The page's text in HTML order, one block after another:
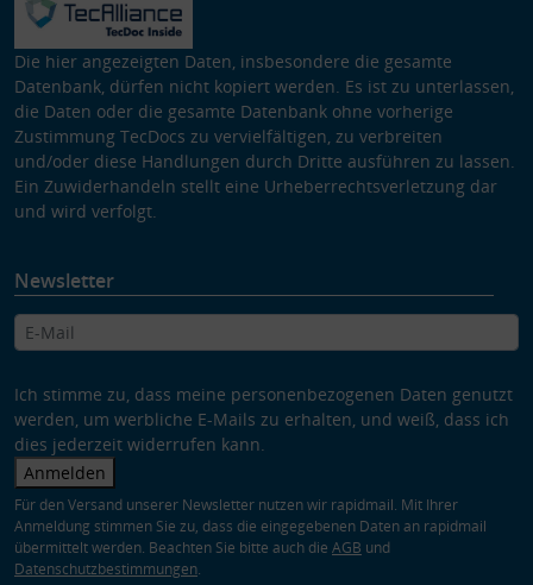
Die hier angezeigten Daten, insbesondere die gesamte
Datenbank, dürfen nicht kopiert werden. Es ist zu unterlassen,
die Daten oder die gesamte Datenbank ohne vorherige
Zustimmung TecDocs zu vervielfältigen, zu verbreiten
und/oder diese Handlungen durch Dritte ausführen zu lassen.
Ein Zuwiderhandeln stellt eine Urheberrechtsverletzung dar
und wird verfolgt.
Newsletter
Ich stimme zu, dass meine personenbezogenen Daten genutzt
werden, um werbliche E-Mails zu erhalten, und weiß, dass ich
dies jederzeit widerrufen kann.
Anmelden
Für den Versand unserer Newsletter nutzen wir rapidmail. Mit Ihrer
Anmeldung stimmen Sie zu, dass die eingegebenen Daten an rapidmail
übermittelt werden. Beachten Sie bitte auch die AGB und
Datenschutzbestimmungen.